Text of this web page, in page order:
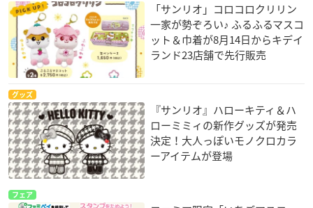
「サンリオ」コロコロクリリン
一家が勢ぞろい♪ ふるふるマスコ
ット＆巾着が8月14日からキデイ
ランド23店舗で先行販売
グッズ
『サンリオ』ハローキティ＆ハ
ローミミィの新作グッズが発売
決定！大人っぽいモノクロカラ
ーアイテムが登場
フェア